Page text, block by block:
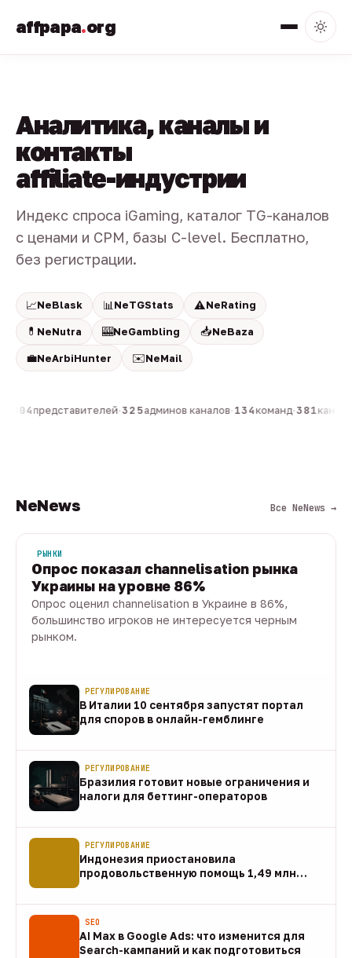
affpapa.org
Аналитика, каналы и
контакты
affiliate-индустрии
Индекс спроса iGaming, каталог TG-каналов
с ценами и CPM, базы C-level. Бесплатно,
без регистрации.
📈NeBlask 📊 NeTGStats ⚠️NeRating
💊 NeNutra 🎰NeGambling 📥NeBaza
💼NeArbiHunter ✉️NeMail
804представителей·325админов каналов·134команд·381
NeNews Все NeNews →
РЫНКИ
Опрос показал channelisation рынка
Украины на уровне 86%
Опрос оценил channelisation в Украине в 86%,
большинство игроков не интересуется черным
рынком.
РЕГУЛИРОВАНИЕ
В Италии 10 сентября запустят портал
для споров в онлайн-гемблинге
РЕГУЛИРОВАНИЕ
Бразилия готовит новые ограничения и
налоги для беттинг-операторов
РЕГУЛИРОВАНИЕ
Индонезия приостановила
продовольственную помощь 1,49 млн
SEO
AI Max в Google Ads: что изменится для
Search-кампаний и как подготовиться